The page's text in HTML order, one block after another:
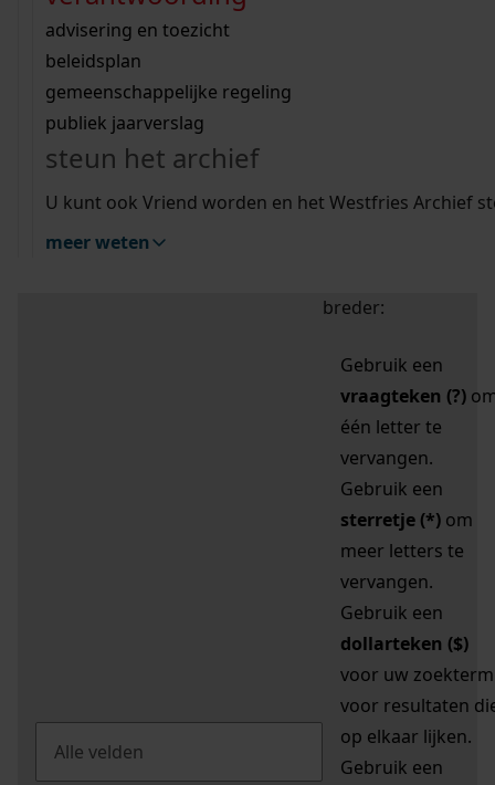
bouwvergunningen
omgevingsvergunningen
vergunningen
beeld en geluid
uitleg nodig?
Wij helpen u op weg met een aantal zoektips.
bekijk alle zoektips
Wij helpen u op weg met een aantal zoektips.
bekijk alle zoektips
bekijk ons geschiedenislokaal
advisering en toezicht
beleidsplan
gemeenschappelijke regeling
publiek jaarverslag
steun het archief
U kunt ook Vriend worden en het Westfries Archief
meer weten
zoektips
Mijn Studiezaal (inloggen)
uw zoekopdracht te
breder:
Gebruik een
vraagteken (?)
één letter te
vervangen.
Gebruik een
sterretje (*) om
meer letters te
vervangen.
Gebruik een
dollarteken ($)
voor uw zoekterm
voor resultaten
op elkaar lijken.
Gebruik een